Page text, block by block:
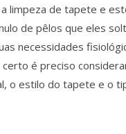
limpeza de tapete e
de pêlos que eles
necessidades
é preciso
o estilo do tapete e o